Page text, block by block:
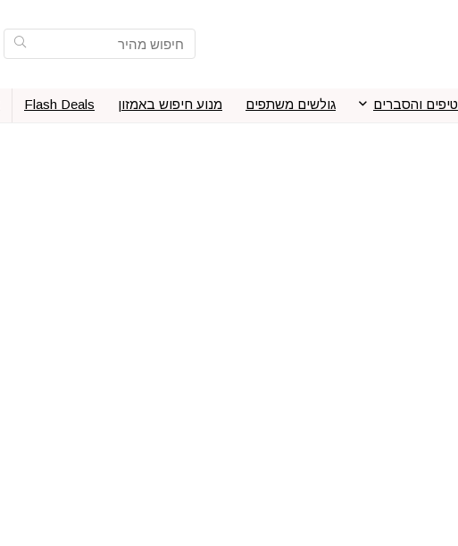
טיפים והסברים גולשים משתפים מנוע חיפוש באמזון Flash Deals